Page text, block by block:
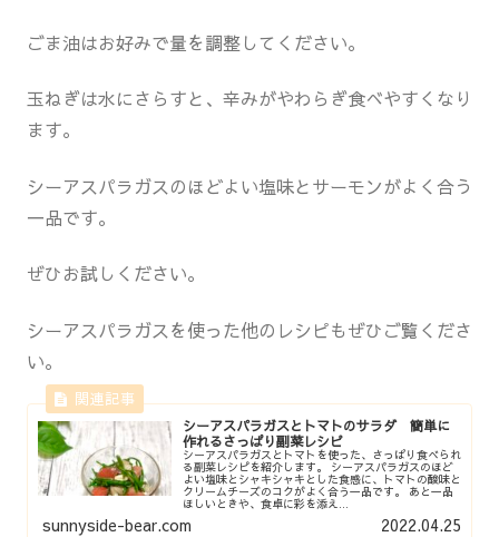
ごま油はお好みで量を調整してください。
玉ねぎは水にさらすと、辛みがやわらぎ食べやすくなり
ます。
シーアスパラガスのほどよい塩味とサーモンがよく合う
一品です。
ぜひお試しください。
シーアスパラガスを使った他のレシピもぜひご覧くださ
い。
シーアスパラガスとトマトのサラダ 簡単に
作れるさっぱり副菜レシピ
シーアスパラガスとトマトを使った、さっぱり食べられ
る副菜レシピを紹介します。 シーアスパラガスのほど
よい塩味とシャキシャキとした食感に、トマトの酸味と
クリームチーズのコクがよく合う一品です。 あと一品
ほしいときや、食卓に彩を添え...
sunnyside-bear.com 2022.04.25